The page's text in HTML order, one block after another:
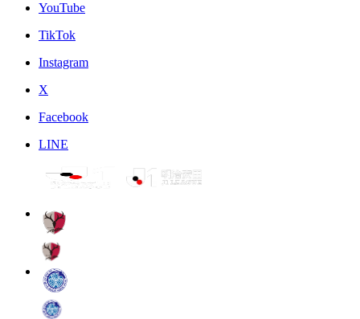
YouTube
TikTok
Instagram
X
Facebook
LINE